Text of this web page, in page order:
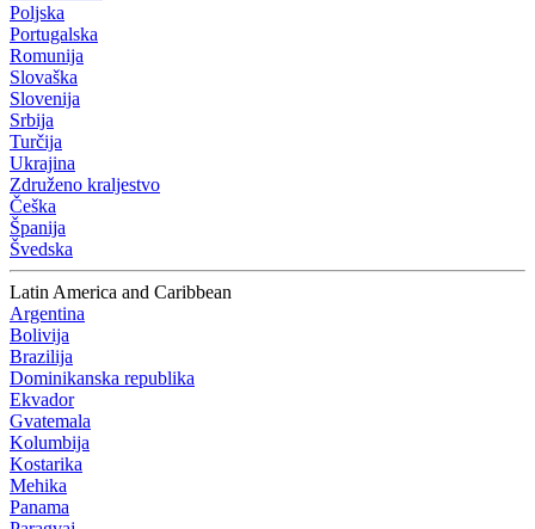
Poljska
Portugalska
Romunija
Slovaška
Slovenija
Srbija
Turčija
Ukrajina
Združeno kraljestvo
Češka
Španija
Švedska
Latin America and Caribbean
Argentina
Bolivija
Brazilija
Dominikanska republika
Ekvador
Gvatemala
Kolumbija
Kostarika
Mehika
Panama